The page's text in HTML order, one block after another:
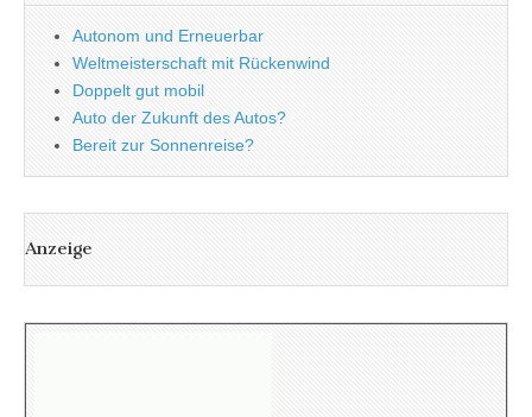
Autonom und Erneuerbar
Weltmeisterschaft mit Rückenwind
Doppelt gut mobil
Auto der Zukunft des Autos?
Bereit zur Sonnenreise?
Anzeige